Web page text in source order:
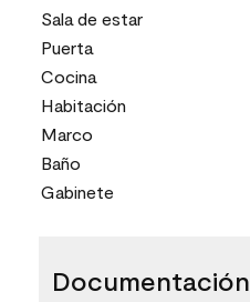
Sala de estar
Puerta
Cocina
Habitación
Marco
Baño
Gabinete
Documentación